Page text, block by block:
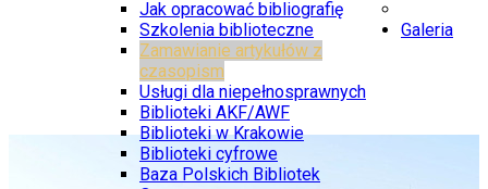
Jak opracować bibliografię
Szkolenia biblioteczne
Zamawianie artykułów z
czasopism
Usługi dla niepełnosprawnych
Biblioteki AKF/AWF
Biblioteki w Krakowie
Biblioteki cyfrowe
Baza Polskich Bibliotek
Galeria